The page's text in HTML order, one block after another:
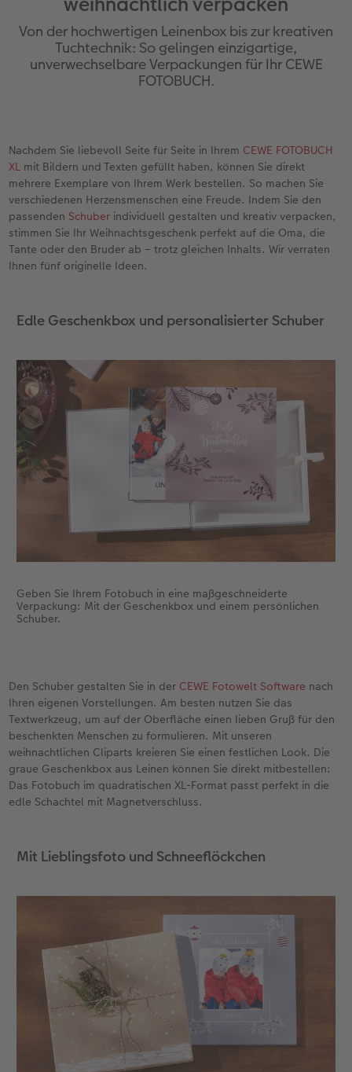
Erinnerungstasche
Personalisierter Schuber
Bestellwege
Jahrbuch
Reisefotobuch
Kundenbeispiele
Webinare & VHS
Fotobuch erstellen
Neuheiten
Fotocollage
hexxas
Acrylglas
Gallery Print
Hartschaum
Mehrteiler
Bestellwege
Neuheiten
Fotosets
Fotosticker
Art Prints
Rahmen
Fotogrößen & Formate
Bestellwege
Last Minute Fotos
Neuheiten
Sofortfotos
Sofortsticker
Sofortfotos mit Rahmen
Sofortfotos mit Design
Sofortfotostreifen
Sofortfotogrußkarten
Sofortfotosets
Retro Minis
Fototassen
Emaille Becher
Trinkflasche
Schule & Büro
Textilien
Art Prints
Faber-Castell
Neuheiten
CEWE myPhotos
Babykarten
Geburtskarten
Taufkarten
Fotokarten
Digitale Grußkarte
Bestellwege
Papierqualitäten
Neuheiten
Silikonhüllen
Handykette
Kunststoffhüllen
Holzhüllen
Bio-based Case
Mit Design
Bestellwege
Wandkalender Fineline
Kundenbeispiele
Papierqualitäten
Designvorlagen
Kalender mit fertigem Design
Gestaltungsideen
CEWE myPhotos
für Männer
für Frauen
für Freundinnen
für Großeltern
für Tierfreunde
Einfach & schnell gestaltet
Besondere Geschenkideen
Baby
Erste Schritte
Kreative Ideen mit Sofortfotos
Fotobuch für Anfänger
Softwaretipps
Videotutorials
Anleitungen & Hilfe
CEWE Magazin
Neuheiten
Neue Funktionen
Erste Schritte
Softwaretipps
Von der hochwertigen Leinenbox bis zur kreativen
Tuchtechnik: So gelingen einzigartige,
unverwechselbare Verpackungen für Ihr CEWE
FOTOBUCH.
Nachdem Sie liebevoll Seite für Seite in Ihrem CEWE FOTOBUCH
XL mit Bildern und Texten gefüllt haben, können Sie direkt
mehrere Exemplare von Ihrem Werk bestellen. So machen Sie
verschiedenen Herzensmenschen eine Freude. Indem Sie den
passenden Schuber individuell gestalten und kreativ verpacken,
stimmen Sie Ihr Weihnachtsgeschenk perfekt auf die Oma, die
Tante oder den Bruder ab – trotz gleichen Inhalts. Wir verraten
Ihnen fünf originelle Ideen.
Edle Geschenkbox und personalisierter Schuber
Geben Sie Ihrem Fotobuch in eine maßgeschneiderte
Verpackung: Mit der Geschenkbox und einem persönlichen
Schuber.
Den Schuber gestalten Sie in der CEWE Fotowelt Software nach
Ihren eigenen Vorstellungen. Am besten nutzen Sie das
Textwerkzeug, um auf der Oberfläche einen lieben Gruß für den
beschenkten Menschen zu formulieren. Mit unseren
weihnachtlichen Cliparts kreieren Sie einen festlichen Look. Die
graue Geschenkbox aus Leinen können Sie direkt mitbestellen:
Das Fotobuch im quadratischen XL-Format passt perfekt in die
edle Schachtel mit Magnetverschluss.
Mit Lieblingsfoto und Schneeflöckchen